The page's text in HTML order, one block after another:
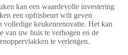
kan een waardevolle investering
een opfrisbeurt wilt geven
volledige keukenrenovatie. Het kan
van uw huis te verhogen en de
te verlengen.